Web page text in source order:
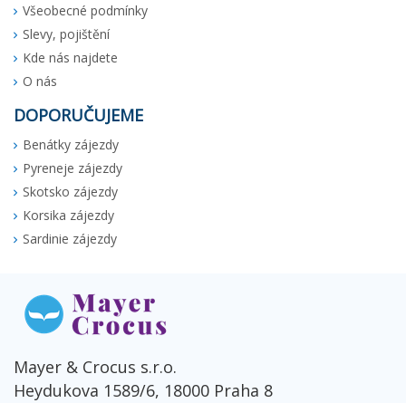
Všeobecné podmínky
Slevy, pojištění
Kde nás najdete
O nás
DOPORUČUJEME
Benátky zájezdy
Pyreneje zájezdy
Skotsko zájezdy
Korsika zájezdy
Sardinie zájezdy
Mayer & Crocus s.r.o.
Heydukova 1589/6, 18000 Praha 8